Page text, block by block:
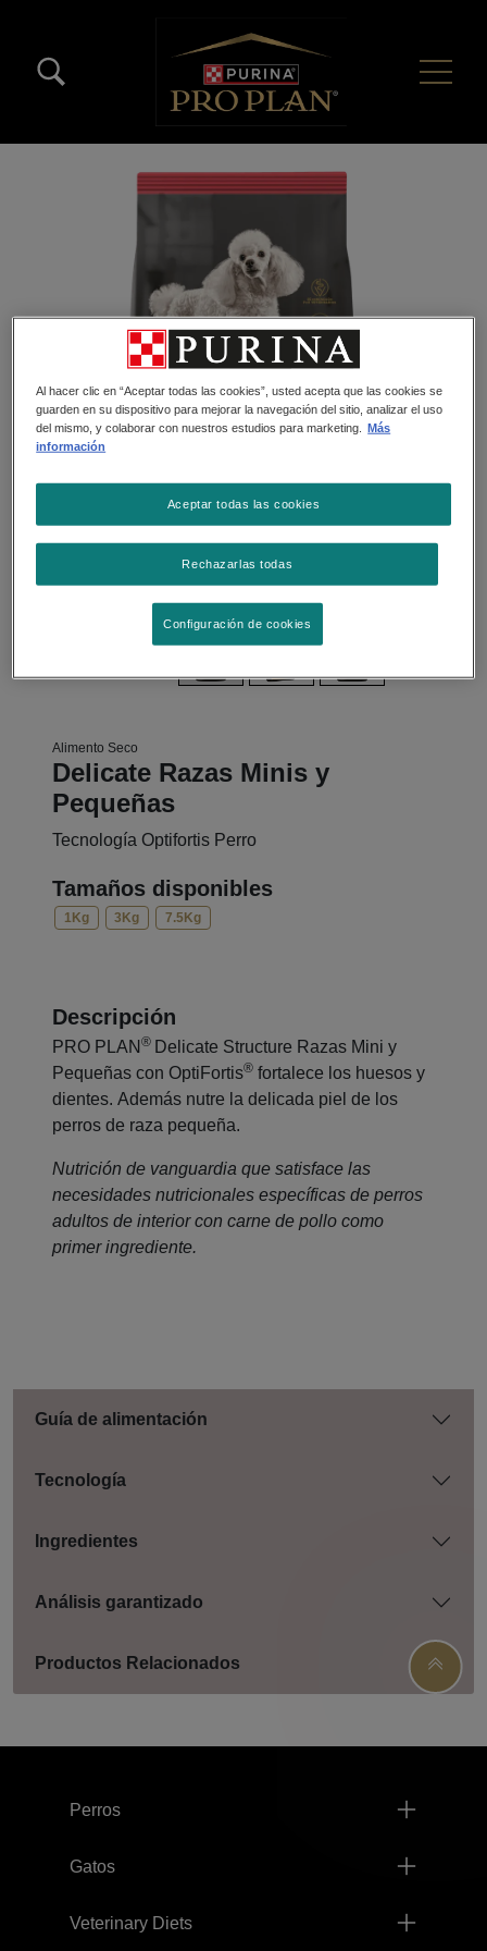
Alimento Seco
Delicate Razas Minis y
Pequeñas
Tecnología Optifortis Perro
Tamaños disponibles
1Kg 3Kg 7.5Kg
Descripción
PRO PLAN ® Delicate Structure Razas Mini y
Pequeñas con OptiFortis® fortalece los huesos y
dientes. Además nutre la delicada piel de los
perros de raza pequeña.
Nutrición de vanguardia que satisface las
necesidades nutricionales específicas de perros
adultos de interior con carne de pollo como
primer ingrediente.
Guía de alimentación
Tecnología
Ingredientes
Análisis garantizado
Productos Relacionados
Perros
Gatos
Veterinary Diets
Al hacer clic en “Aceptar todas las cookies”, usted acepta que las cookies se
guarden en su dispositivo para mejorar la navegación del sitio, analizar el uso
del mismo, y colaborar con nuestros estudios para marketing.
Más
información
Rechazarlas todas
Aceptar todas las cookies
Configuración de cookies